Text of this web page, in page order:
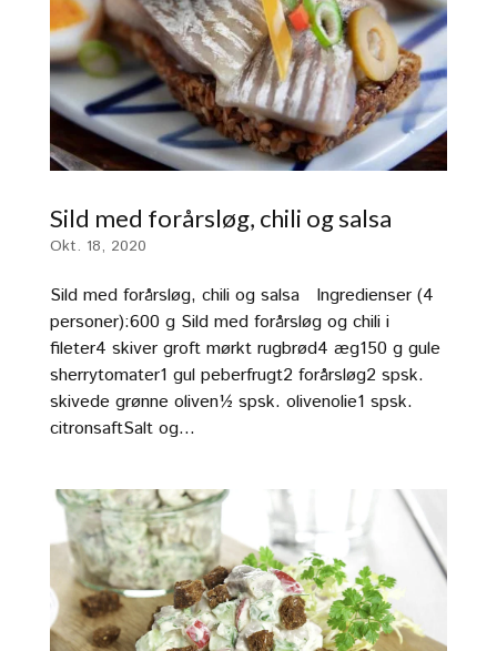
Sild med forårsløg, chili og salsa
Okt. 18, 2020
Sild med forårsløg, chili og salsa Ingredienser (4
personer):600 g Sild med forårsløg og chili i
fileter4 skiver groft mørkt rugbrød4 æg150 g gule
sherrytomater1 gul peberfrugt2 forårsløg2 spsk.
skivede grønne oliven½ spsk. olivenolie1 spsk.
citronsaftSalt og...